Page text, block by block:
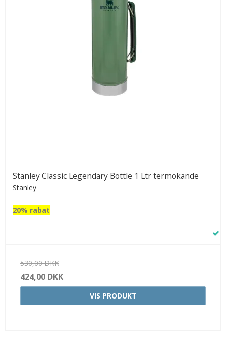
Stanley Classic Legendary Bottle 1 Ltr termokande
Stanley
20% rabat
530,00 DKK
424,00 DKK
VIS PRODUKT